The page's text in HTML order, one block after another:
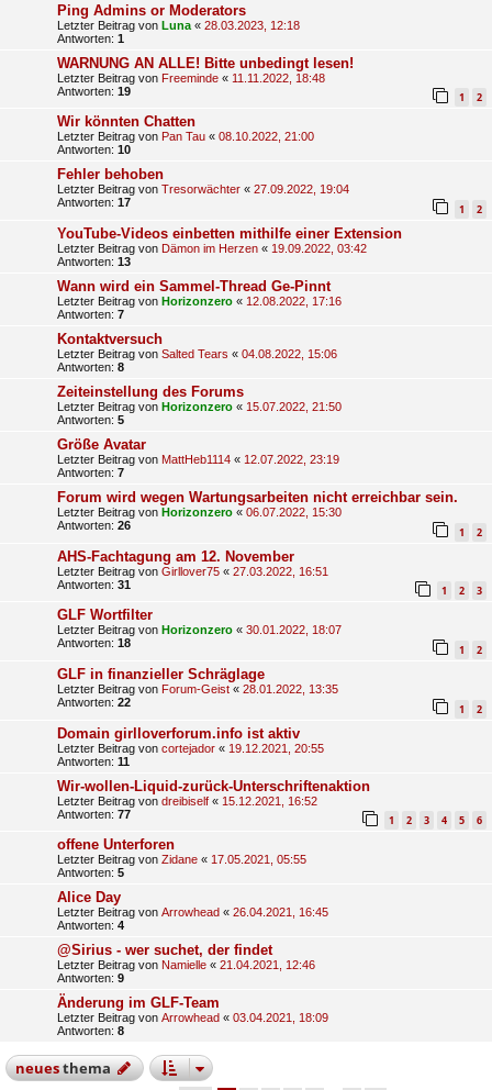
Ping Admins or Moderators
Letzter Beitrag von Luna « 28.03.2023, 12:18
Antworten: 1
WARNUNG AN ALLE! Bitte unbedingt lesen!
Letzter Beitrag von Freeminde « 11.11.2022, 18:48
Antworten: 19 1 2
Wir könnten Chatten
Letzter Beitrag von Pan Tau « 08.10.2022, 21:00
Antworten: 10
Fehler behoben
Letzter Beitrag von Tresorwächter « 27.09.2022, 19:04
Antworten: 17 1 2
YouTube-Videos einbetten mithilfe einer Extension
Letzter Beitrag von Dämon im Herzen « 19.09.2022, 03:42
Antworten: 13
Wann wird ein Sammel-Thread Ge-Pinnt
Letzter Beitrag von Horizonzero « 12.08.2022, 17:16
Antworten: 7
Kontaktversuch
Letzter Beitrag von Salted Tears « 04.08.2022, 15:06
Antworten: 8
Zeiteinstellung des Forums
Letzter Beitrag von Horizonzero « 15.07.2022, 21:50
Antworten: 5
Größe Avatar
Letzter Beitrag von MattHeb1114 « 12.07.2022, 23:19
Antworten: 7
Forum wird wegen Wartungsarbeiten nicht erreichbar sein.
Letzter Beitrag von Horizonzero « 06.07.2022, 15:30
Antworten: 26 1 2
AHS-Fachtagung am 12. November
Letzter Beitrag von Girllover75 « 27.03.2022, 16:51
Antworten: 31 1 2 3
GLF Wortfilter
Letzter Beitrag von Horizonzero « 30.01.2022, 18:07
Antworten: 18 1 2
GLF in finanzieller Schräglage
Letzter Beitrag von Forum-Geist « 28.01.2022, 13:35
Antworten: 22 1 2
Domain girlloverforum.info ist aktiv
Letzter Beitrag von cortejador « 19.12.2021, 20:55
Antworten: 11
Wir-wollen-Liquid-zurück-Unterschriftenaktion
Letzter Beitrag von dreibiself « 15.12.2021, 16:52
Antworten: 77 1 2 3 4 5 6
offene Unterforen
Letzter Beitrag von Zidane « 17.05.2021, 05:55
Antworten: 5
Alice Day
Letzter Beitrag von Arrowhead « 26.04.2021, 16:45
Antworten: 4
@Sirius - wer suchet, der findet
Letzter Beitrag von Namielle « 21.04.2021, 12:46
Antworten: 9
Änderung im GLF-Team
Letzter Beitrag von Arrowhead « 03.04.2021, 18:09
Antworten: 8
neuesthema